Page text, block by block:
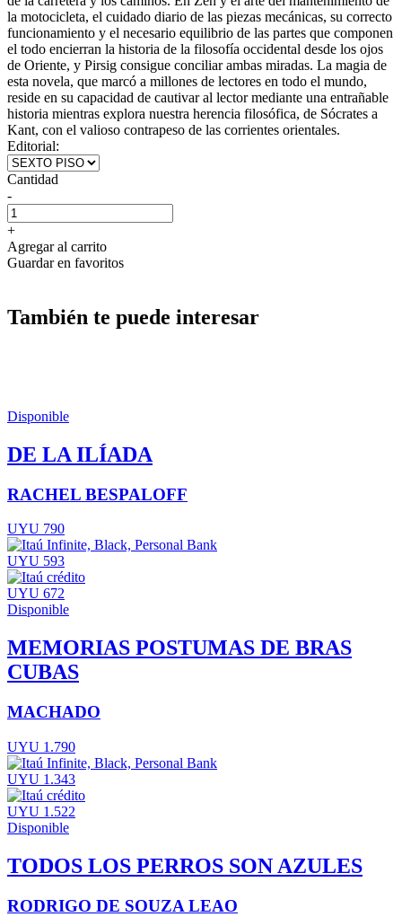
la motocicleta, el cuidado diario de las piezas mecánicas, su correcto
funcionamiento y el necesario equilibrio de las partes que componen
el todo encierran la historia de la filosofía occidental desde los ojos
de Oriente, y Pirsig consigue conciliar ambas miradas. La magia de
esta novela, que marcó a millones de lectores en todo el mundo,
reside en su capacidad de cautivar al lector mediante una entrañable
historia mientras explora nuestra herencia filosófica, de Sócrates a
Kant, con el valioso contrapeso de las corrientes orientales.
Editorial:
Cantidad
-
+
Agregar al carrito
Guardar en favoritos
También te puede interesar
Disponible
DE LA ILÍADA
RACHEL BESPALOFF
UYU 790
UYU 593
UYU 672
Disponible
MEMORIAS POSTUMAS DE BRAS
CUBAS
MACHADO
UYU 1.790
UYU 1.343
UYU 1.522
Disponible
TODOS LOS PERROS SON AZULES
RODRIGO DE SOUZA LEAO